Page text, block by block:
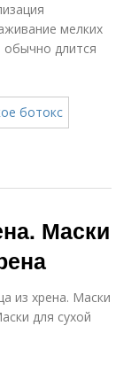
мелких
длится
Маски
из хрена. Маски
для сухой